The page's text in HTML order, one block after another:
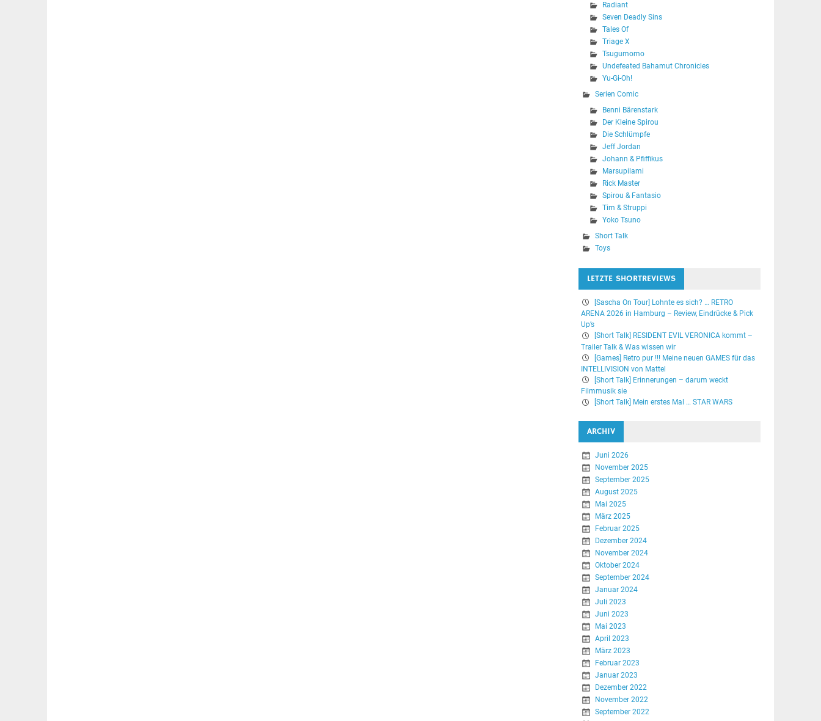
Radiant
Seven Deadly Sins
Tales Of
Triage X
Tsugumomo
Undefeated Bahamut Chronicles
Yu-Gi-Oh!
Serien Comic
Benni Bärenstark
Der Kleine Spirou
Die Schlümpfe
Jeff Jordan
Johann & Pfiffikus
Marsupilami
Rick Master
Spirou & Fantasio
Tim & Struppi
Yoko Tsuno
Short Talk
Toys
LETZTE SHORTREVIEWS
[Sascha On Tour] Lohnte es sich? … RETRO
ARENA 2026 in Hamburg – Review, Eindrücke & Pick
Up’s
[Short Talk] RESIDENT EVIL VERONICA kommt –
Trailer Talk & Was wissen wir
[Games] Retro pur !!! Meine neuen GAMES für das
INTELLIVISION von Mattel
[Short Talk] Erinnerungen – darum weckt
Filmmusik sie
[Short Talk] Mein erstes Mal … STAR WARS
ARCHIV
Juni 2026
November 2025
September 2025
August 2025
Mai 2025
März 2025
Februar 2025
Dezember 2024
November 2024
Oktober 2024
September 2024
Januar 2024
Juli 2023
Juni 2023
Mai 2023
April 2023
März 2023
Februar 2023
Januar 2023
Dezember 2022
November 2022
September 2022